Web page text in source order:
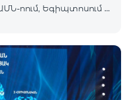
ոում, Եգիպտոսում և
150 դրամ/
500 դրամ/
ամբողջական
ԱՄՆ, Ավստրալիա,